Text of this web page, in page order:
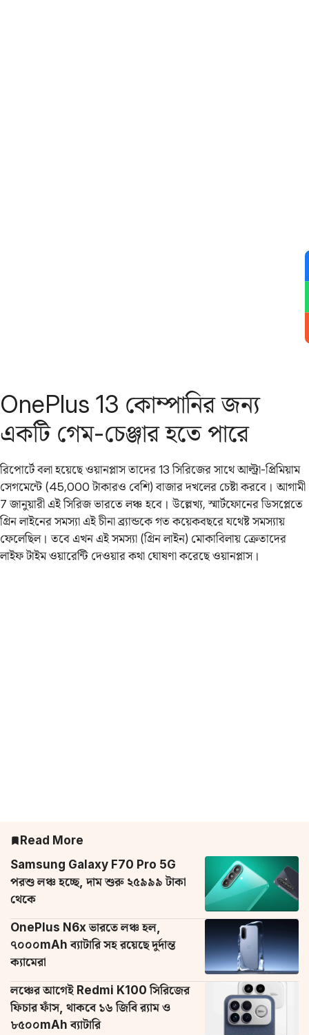
OnePlus 13 কোম্পানির জন্য
একটি গেম-চেঞ্জার হতে পারে
রিপোর্টে বলা হয়েছে ওয়ানপ্লাস তাদের 13 সিরিজের সাথে আল্ট্রা-প্রিমিয়াম
সেগমেন্টে (45,000 টাকারও বেশি) বাজার দখলের চেষ্টা করবে। আগামী
7 জানুয়ারী এই সিরিজ ভারতে লঞ্চ হবে। উল্লেখ্য, স্মার্টফোনের ডিসপ্লেতে
গ্রিন লাইনের সমস্যা এই চীনা ব্র্যান্ডকে গত কয়েকবছরে যথেষ্ট সমস্যায়
ফেলেছিল। তবে এখন এই সমস্যা (গ্রিন লাইন) মোকাবিলায় ক্রেতাদের
লাইফ টাইম ওয়ারেন্টি দেওয়ার কথা ঘোষণা করেছে ওয়ানপ্লাস।
Read More
Samsung Galaxy F70 Pro 5G
পরশু লঞ্চ হচ্ছে, দাম শুরু ২৫৯৯৯ টাকা
থেকে
OnePlus N6x ভারতে লঞ্চ হল,
৭০০০mAh ব্যাটারি সহ রয়েছে দুর্দান্ত
ক্যামেরা
লঞ্চের আগেই Redmi K100 সিরিজের
ফিচার ফাঁস, থাকবে ১৬ জিবি র‌্যাম ও
৮৫০০mAh ব্যাটারি